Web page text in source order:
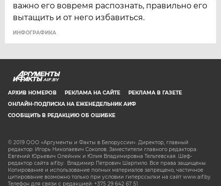
важно его вовремя распознать, правильно его
вытащить и от него избавиться.
ИНФОГРАФИКА
AIF.BY
АРХИВ НОМЕРОВ РЕКЛАМА НА САЙТЕ
РЕКЛАМА В ГАЗЕТЕ
ОНЛАЙН-ПОДПИСКА НА ЕЖЕНЕДЕЛЬНИК АИФ
СООБЩИТЬ В РЕДАКЦИЮ ОБ ОШИБКЕ
© 2019 ООО «Аргументы и Факты в Белоруссии». Директор, главный
редактор: Игорь Николаевич Соколов. Заместители главного редактора:
Евгений Юрьевич Олейник и Юлия Владимировна Тельтевская. Шеф-
редактор сайта aif.by: Владимир Петрович Шарпило. Все права защищены.
Копирование и использование полных материалов запрещено, частичное
цитирование возможно только при условии гиперссылки на сайт www.aif.by.
Телефон для связи с редакцией: +375 29 642 67 51.